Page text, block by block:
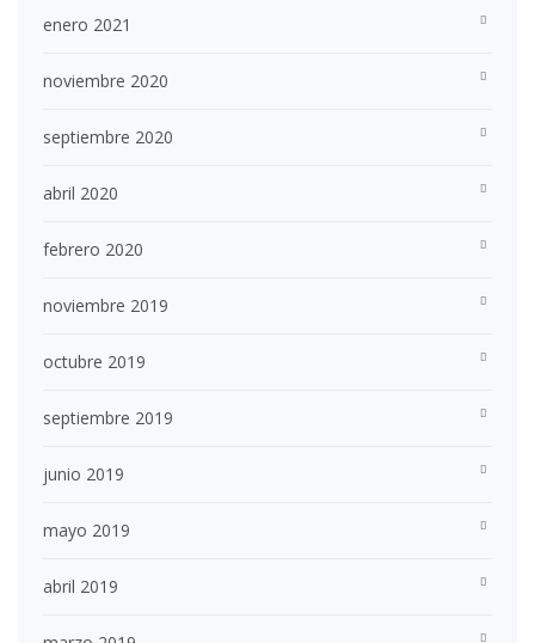
enero 2021
noviembre 2020
septiembre 2020
abril 2020
febrero 2020
noviembre 2019
octubre 2019
septiembre 2019
junio 2019
mayo 2019
abril 2019